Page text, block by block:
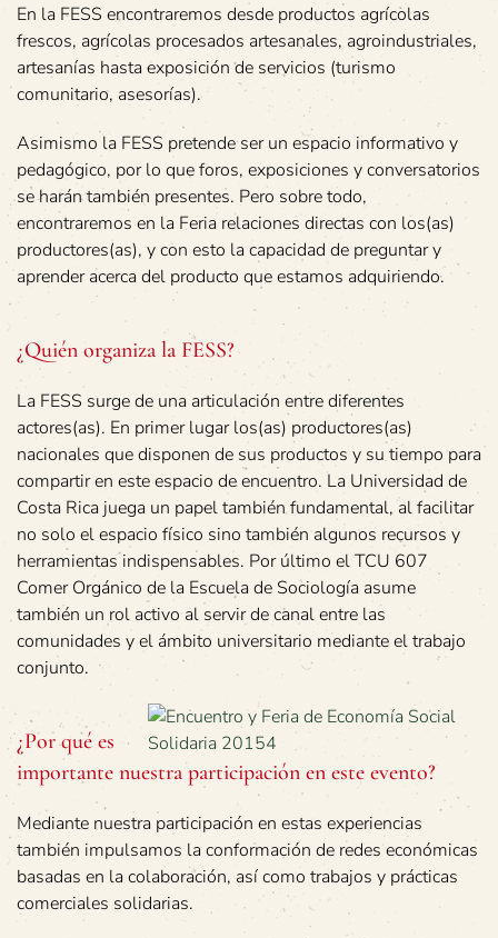
En la FESS encontraremos desde productos agrícolas
frescos, agrícolas procesados artesanales, agroindustriales,
artesanías hasta exposición de servicios (turismo
comunitario, asesorías).
Asimismo la FESS pretende ser un espacio informativo y
pedagógico, por lo que foros, exposiciones y conversatorios
se harán también presentes. Pero sobre todo,
encontraremos en la Feria relaciones directas con los(as)
productores(as), y con esto la capacidad de preguntar y
aprender acerca del producto que estamos adquiriendo.
¿Quién organiza la FESS?
La FESS surge de una articulación entre diferentes
actores(as). En primer lugar los(as) productores(as)
nacionales que disponen de sus productos y su tiempo para
compartir en este espacio de encuentro. La Universidad de
Costa Rica juega un papel también fundamental, al facilitar
no solo el espacio físico sino también algunos recursos y
herramientas indispensables. Por último el TCU 607
Comer Orgánico de la Escuela de Sociología asume
también un rol activo al servir de canal entre las
comunidades y el ámbito universitario mediante el trabajo
conjunto.
¿Por qué es
importante nuestra participación en este evento?
Mediante nuestra participación en estas experiencias
también impulsamos la conformación de redes económicas
basadas en la colaboración, así como trabajos y prácticas
comerciales solidarias.